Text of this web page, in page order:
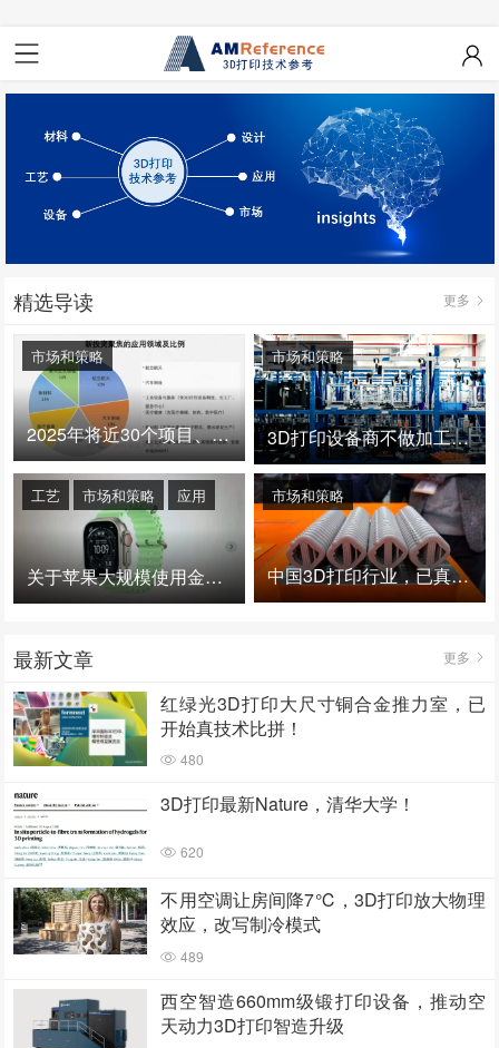
精选导读 更多
2025年将近30个项目、150亿投资：3D打印真的迎来爆发拐点了吗
市场和策略
3D打印设备商不做加工服务，就成了旁观者！
市场和策略
关于苹果大规模使用金属3D打印的思考
工艺 市场和策略 应用
中国3D打印行业，已真正进入爆发时代！
市场和策略
最新文章 更多
红绿光3D打印大尺寸铜合金推力室，已
开始真技术比拼！
480
3D打印最新Nature，清华大学！
620
不用空调让房间降7℃，3D打印放大物理
效应，改写制冷模式
489
西空智造660mm级锻打印设备，推动空
天动力3D打印智造升级